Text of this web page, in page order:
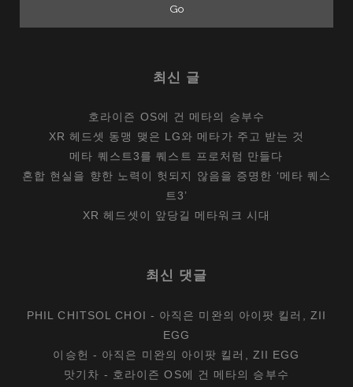
최신 글
호라이즌 OS에 건 메타의 승부수
XR 헤드셋 동맹 맺은 LG와 메타가 주고 받는 것
메타 퀘스트3를 퀘스트 프로처럼 만들다
혼합 현실을 향한 노력이 헛되지 않음을 증명한 ‘메타 퀘스
트3’
XR 헤드셋이 앞당길 메타워크 시대
최신 댓글
PHIL CHITSOL CHOI - 아직은 미완의 아이팟 킬러, ZII
EGG
이승헌 - 아직은 미완의 아이팟 킬러, ZII EGG
맛기차 - 호라이즌 OS에 건 메타의 승부수